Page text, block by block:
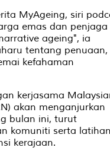
MyAgeing, siri
emas dan penjaga
ageing", ia
tentang penuaan,
kefahaman
kerjasama
akan menganjurkan
bulan ini, turut
komuniti serta
kerajaan.